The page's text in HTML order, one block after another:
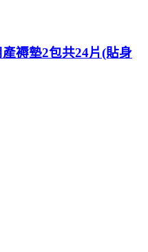
褥墊2包共24片(貼身